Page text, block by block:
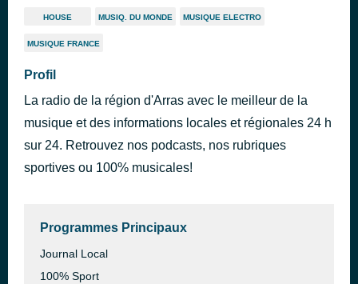
HOUSE MUSIQ. DU MONDE MUSIQUE ELECTRO
MUSIQUE FRANCE
Profil
La radio de la région d'Arras avec le meilleur de la
musique et des informations locales et régionales 24 h
sur 24. Retrouvez nos podcasts, nos rubriques
sportives ou 100% musicales!
Programmes Principaux
Journal Local
100% Sport